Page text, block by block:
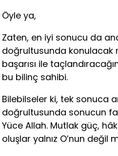
Öyle ya,
Zaten, en iyi sonucu da
doğrultusunda konulacak
başarısı ile
bu bilinç sahibi.
Bilebilseler ki, tek sonuca
doğrultusunda sonucun
Yüce Allah. Mutlak güç,
oluşlar yalnız O’nun değil